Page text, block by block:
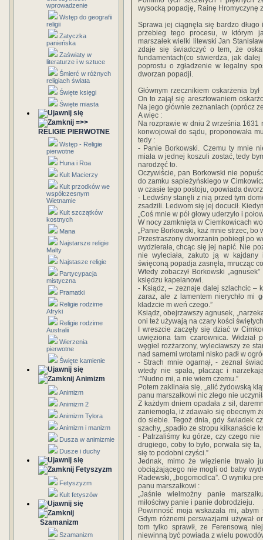
wprowadzenie
Wstęp do geografii
religii
Zatyczka
panieńska
Zaświaty w
literaturze i w sztuce
Śmierć w różnych
religiach świata
Święte księgi
Święte miasta
=>>
RELIGIE PIERWOTNE
Wstęp - Religie
pierwotne
Huna i Roa
Kult Macierzy
Kult przodków we
współczesnym
Wietnamie
Kult szczątków
kostnych
Mana
Najstarsze religie
Malty
Najstasze religie
Partycypacja
mistyczna
Pramatki
Religie rodzime
Afryki
Religie rodzime
Australii
Wierzenia
pierwotne
Święte kamienie
Animizm
Animizm
Animizm 2
Animizm Tylora
Animizm i manizm
Dusza w animizmie
Dusze i duchy
Fetyszyzm
Fetyszyzm
Kult fetyszów
Szamanizm
Szamanizm
wysocką popadję, Rainę Hromyczynę
Sprawa jej ciągnęła się bardzo długo
przebieg tego procesu, w którym
marszałek wielki litewski Jan
zdaje się świadczyć o tem, że
fundamentach(co stwierdza, jak
poprostu o zgładzenie w legalny
dworzan popadji.
Głównym rzecznikiem oskarżenia
On to zajął się aresztowaniem
Na jego głównie zeznaniach (oprócz
A więc :
Na rozprawie w dniu 2 września 1631
konwojował do sądu, proponowała
tedy :
- Panie Borkowski. Czemu ty mnie
miała w jednej koszuli zostać, tedy
narodzęć to.
Oczywiście, pan Borkowski nie
do zamku sapieżyńskiego w
w czasie tego postoju, opowiada
- Ledwśny stanęli z nią przed tym
zsadzili. Ledwom się jej docucił.
„Coś mnie w pół głowy uderzyło i
W nocy zamknięta w Ciemkowicach
„Panie Borkowski, każ mnie strzec, bo
Przestraszony dworzanin pobiegł po
wydzierała, chcąc się jej napić. Nie
nie wyleciała, zakuto ją w
święconą popadja zasnęła, mrucząc
Wtedy zobaczył Borkowski
księdzu kapelanowi.
- Ksiądz, – zeznaje dalej szlachcic –
zaraz, ale z lamentem nierychło mi
kładzcie m weń czego.”
Ksiądz, obejrzawszy agnusek,
oni też używają na czary kości
I wreszcie zaczęły się dziać w
uwięziona tam czarownica.
węgiel rozżarzony, wyleciawszy ze
nad samemi wrotami nisko padł w
- Strach mnie ogarnął, - zeznał
wtedy nie spała, płacząc i
:”Nudno mi, a nie wiem czemu.”
Potem zaklinała się, „alić żydowską
panu marszałkowi nic złego nie
Z każdym dniem opadała z sił,
zaniemogła, iż zdawało się obecnym
do siebie. Tegoż dnia, gdy świadek
szachy, „spadło ze stropu kilkanaście
- Patrzaliśmy ku górze, czy czego
drugiego, coby to było, porwała się
się to podobni czyści.”
Jednak, mimo że więzienie trwało
obciążającego nie mogli od baby
Radewski, „bogomodlca”. O wyniku
panu marszałkowi :
„Jaśnie wielmożny panie
miłościwy panie i panie dobrodzieju.
Powinność moja wskazała mi,
Gdym różnemi perswazjami używał
tom tylko sprawił, ze Ferensową
niewinną być powiada z wielu